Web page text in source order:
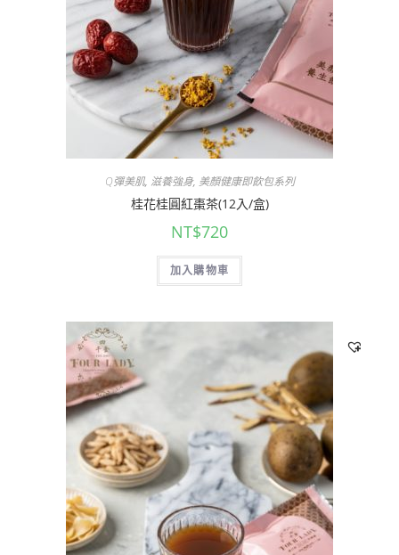
Q彈美肌, 滋養強身, 美顏健康即飲包系列
桂花桂圓紅棗茶(12入/盒)
NT$720
加入購物車